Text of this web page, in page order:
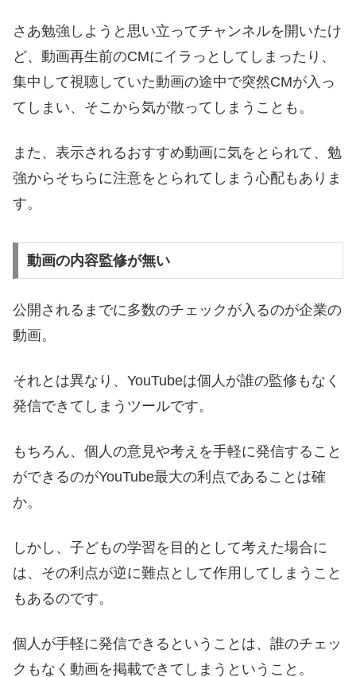
さあ勉強しようと思い立ってチャンネルを開いたけ
ど、動画再生前のCMにイラっとしてしまったり、
集中して視聴していた動画の途中で突然CMが入っ
てしまい、そこから気が散ってしまうことも。
また、表示されるおすすめ動画に気をとられて、勉
強からそちらに注意をとられてしまう心配もありま
す。
動画の内容監修が無い
公開されるまでに多数のチェックが入るのが企業の
動画。
それとは異なり、YouTubeは個人が誰の監修もなく
発信できてしまうツールです。
もちろん、個人の意見や考えを手軽に発信すること
ができるのがYouTube最大の利点であることは確
か。
しかし、子どもの学習を目的として考えた場合に
は、その利点が逆に難点として作用してしまうこと
もあるのです。
個人が手軽に発信できるということは、誰のチェッ
クもなく動画を掲載できてしまうということ。